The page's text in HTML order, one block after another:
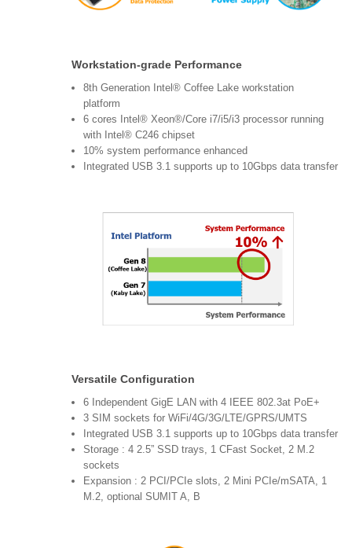
Workstation-grade Performance
8th Generation Intel® Coffee Lake workstation
platform
6 cores Intel® Xeon®/Core i7/i5/i3 processor running
with Intel® C246 chipset
10% system performance enhanced
Integrated USB 3.1 supports up to 10Gbps data transfer
Versatile Configuration
6 Independent GigE LAN with 4 IEEE 802.3at PoE+
3 SIM sockets for WiFi/4G/3G/LTE/GPRS/UMTS
Integrated USB 3.1 supports up to 10Gbps data transfer
Storage : 4 2.5” SSD trays, 1 CFast Socket, 2 M.2
sockets
Expansion : 2 PCI/PCIe slots, 2 Mini PCIe/mSATA, 1
M.2, optional SUMIT A, B